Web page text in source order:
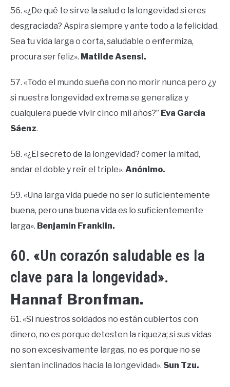
56. «¿De qué te sirve la salud o la longevidad si eres
desgraciada? Aspira siempre y ante todo a la felicidad.
Sea tu vida larga o corta, saludable o enfermiza,
procura ser feliz». Matilde Asensi.
57. «Todo el mundo sueña con no morir nunca pero ¿y
si nuestra longevidad extrema se generaliza y
cualquiera puede vivir cinco mil años?” Eva García
Sáenz.
58. «¿El secreto de la longevidad? comer la mitad,
andar el doble y reír el triple». Anónimo.
59. «Una larga vida puede no ser lo suficientemente
buena, pero una buena vida es lo suficientemente
larga». Benjamin Franklin.
60. «Un corazón saludable es la
clave para la longevidad».
Hannaf Bronfman.
61. «Si nuestros soldados no están cubiertos con
dinero, no es porque detesten la riqueza; si sus vidas
no son excesivamente largas, no es porque no se
sientan inclinados hacia la longevidad». Sun Tzu.